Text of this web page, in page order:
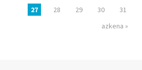
27
28 29 30 31
azkena »